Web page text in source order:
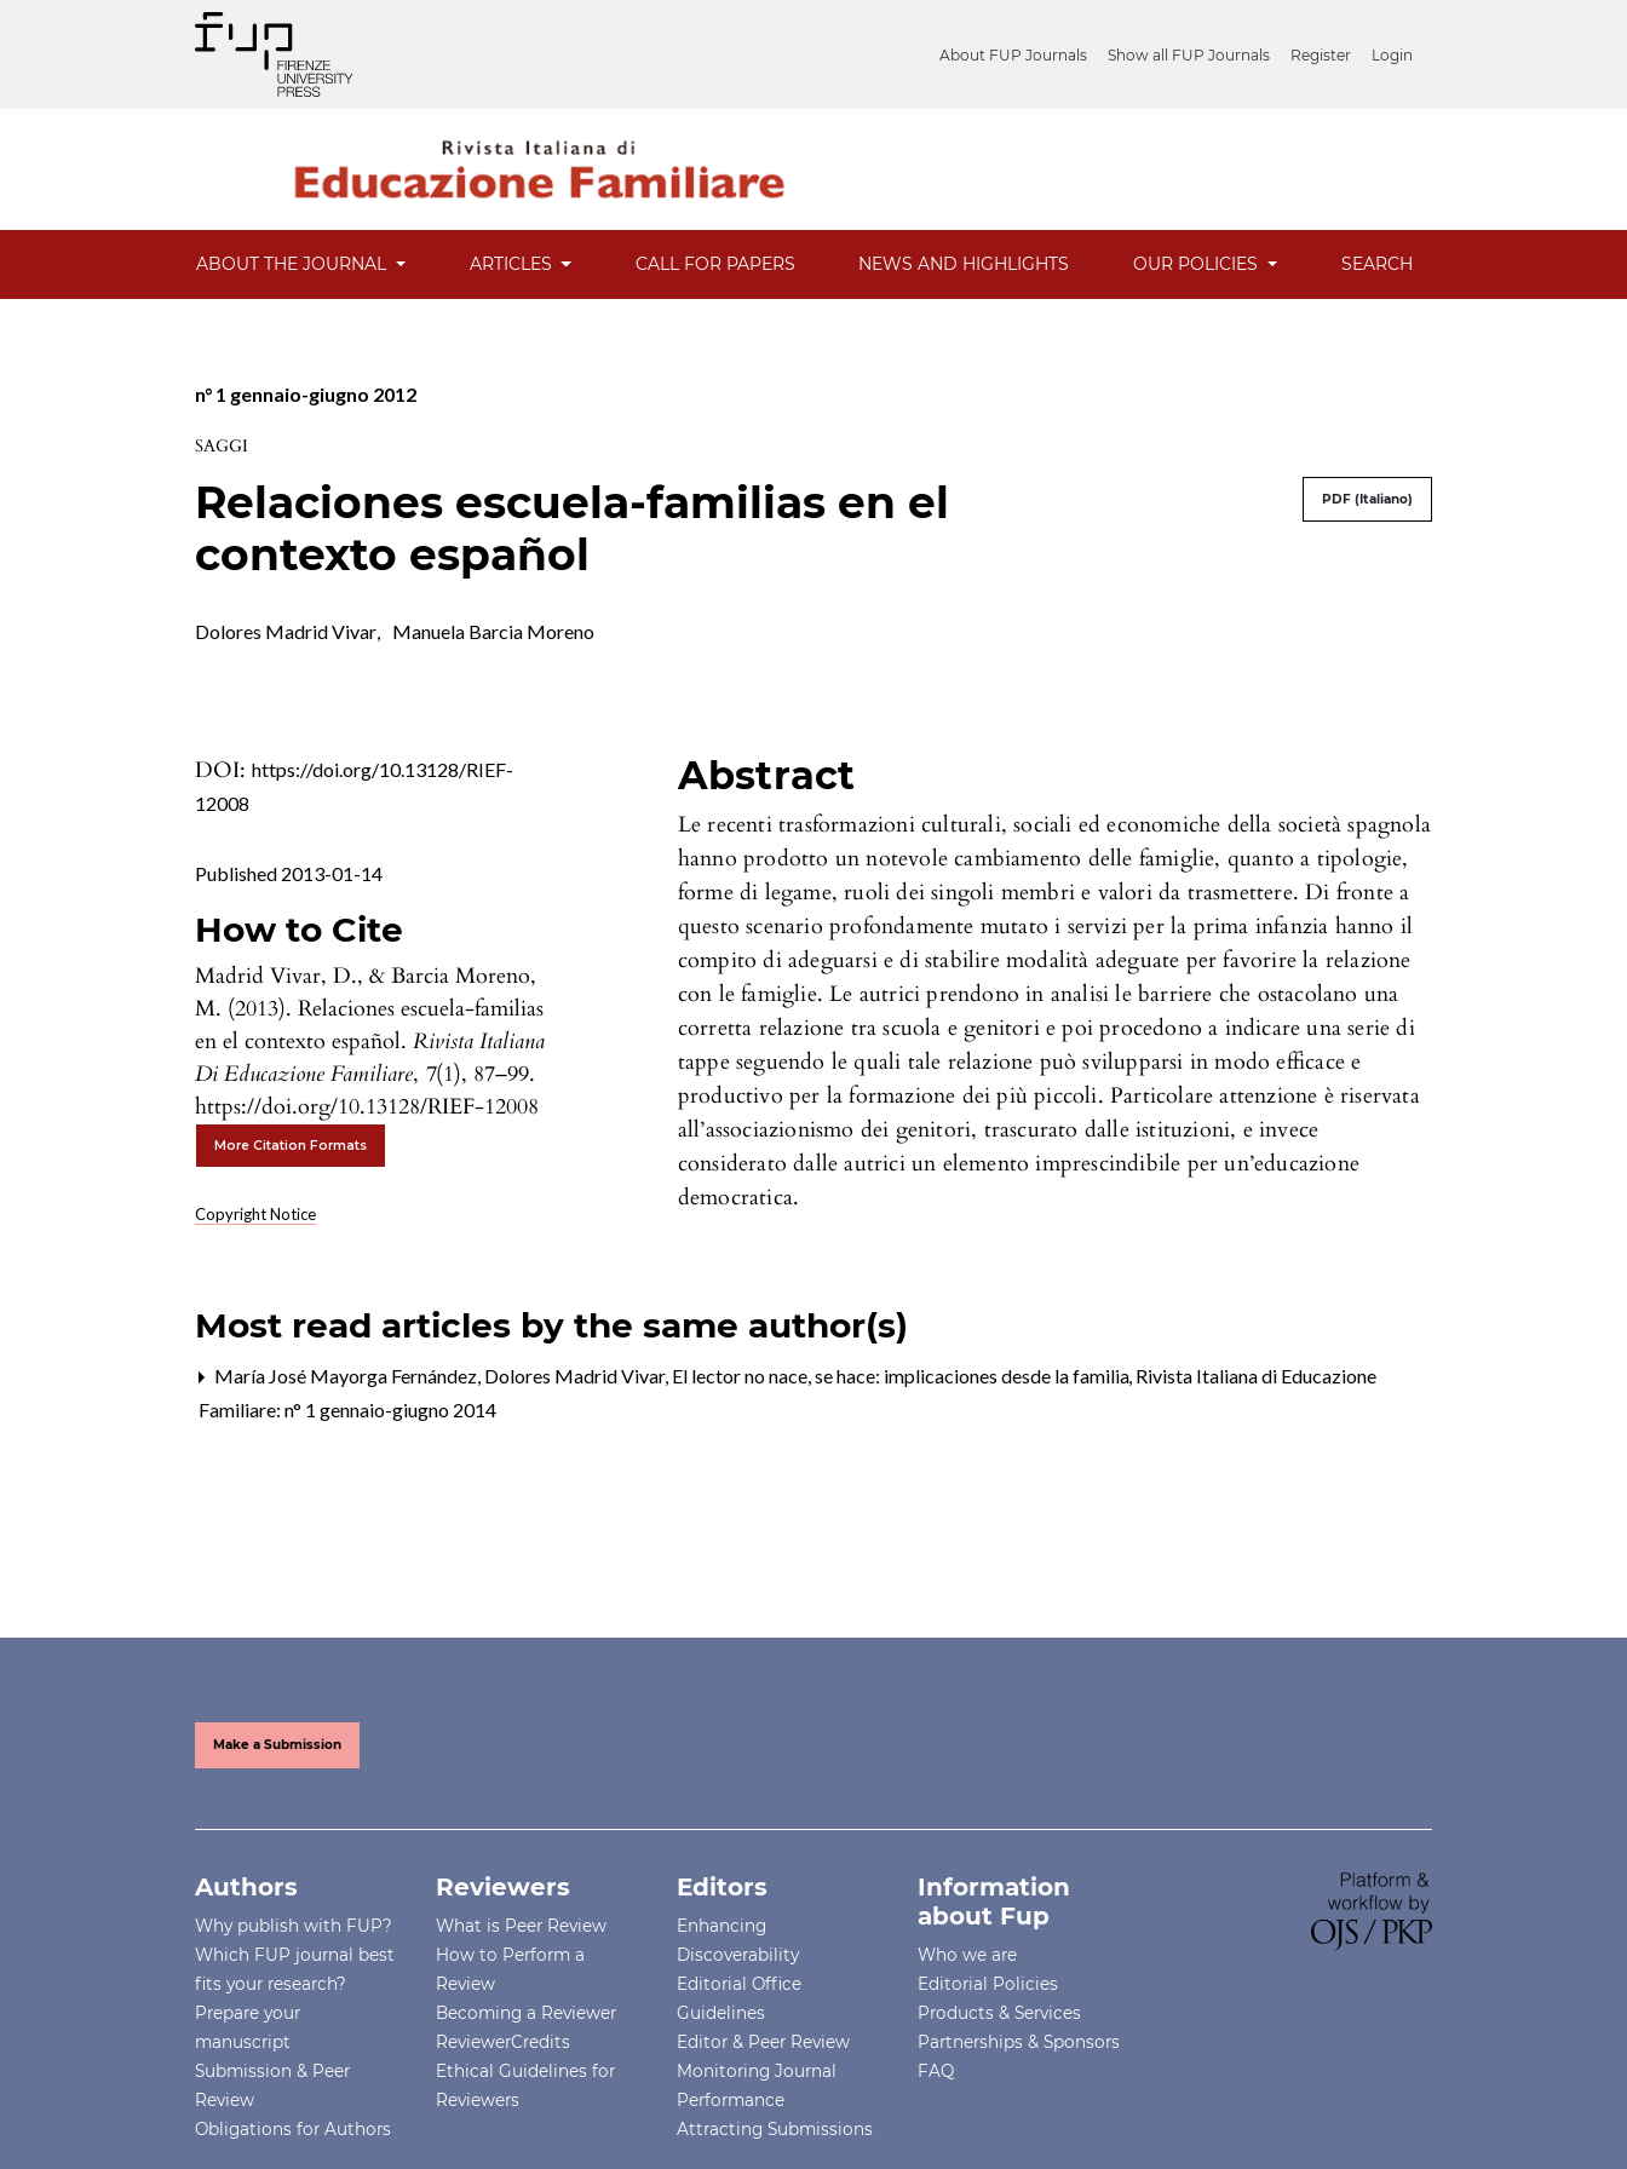
About FUP Journals Show all FUP Journals Register Login
ABOUT THE JOURNAL ARTICLES CALL FOR PAPERS NEWS AND HIGHLIGHTS OUR POLICIES SEARCH
n° 1 gennaio-giugno 2012
SAGGI
Relaciones escuela-familias en el
contexto español
PDF (Italiano)
Dolores Madrid Vivar, Manuela Barcia Moreno
DOI:https://doi.org/10.13128/RIEF-
12008
Published 2013-01-14
How to Cite
Madrid Vivar, D., & Barcia Moreno,
M. (2013). Relaciones escuela-familias
en el contexto español.Rivista Italiana
Di Educazione Familiare, 7(1), 87–99.
https://doi.org/10.13128/RIEF-12008
More Citation Formats
Copyright Notice
Abstract
Le recenti trasformazioni culturali, sociali ed economiche della società spagnola
hanno prodotto un notevole cambiamento delle famiglie, quanto a tipologie,
forme di legame, ruoli dei singoli membri e valori da trasmettere. Di fronte a
questo scenario profondamente mutato i servizi per la prima infanzia hanno il
compito di adeguarsi e di stabilire modalità adeguate per favorire la relazione
con le famiglie. Le autrici prendono in analisi le barriere che ostacolano una
corretta relazione tra scuola e genitori e poi procedono a indicare una serie di
tappe seguendo le quali tale relazione può svilupparsi in modo efficace e
productivo per la formazione dei più piccoli. Particolare attenzione è riservata
all’associazionismo dei genitori, trascurato dalle istituzioni, e invece
considerato dalle autrici un elemento imprescindibile per un’educazione
democratica.
Most read articles by the same author(s)
María José Mayorga Fernández, Dolores Madrid Vivar, El lector no nace, se hace: implicaciones desde la familia, Rivista Italiana di Educazione
Familiare: n° 1 gennaio-giugno 2014
Make a Submission
Authors
Why publish with FUP?
Which FUP journal best
fits your research?
Prepare your
manuscript
Submission & Peer
Review
Obligations for Authors
Reviewers
What is Peer Review
How to Perform a
Review
Becoming a Reviewer
ReviewerCredits
Ethical Guidelines for
Reviewers
Editors
Enhancing
Discoverability
Editorial Office
Guidelines
Editor & Peer Review
Monitoring Journal
Performance
Attracting Submissions
Information
about Fup
Who we are
Editorial Policies
Products & Services
Partnerships & Sponsors
FAQ